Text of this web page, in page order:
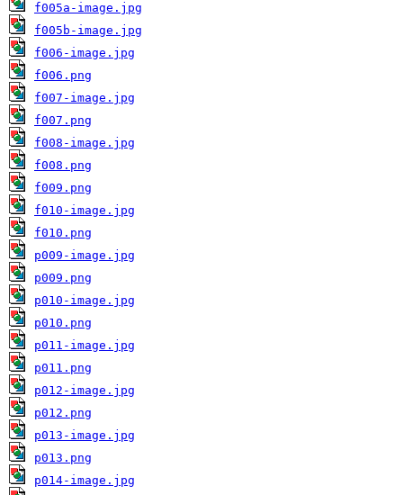
f005a-image.jpg
f005b-image.jpg
f006-image.jpg
f006.png
f007-image.jpg
f007.png
f008-image.jpg
f008.png
f009.png
f010-image.jpg
f010.png
p009-image.jpg
p009.png
p010-image.jpg
p010.png
p011-image.jpg
p011.png
p012-image.jpg
p012.png
p013-image.jpg
p013.png
p014-image.jpg